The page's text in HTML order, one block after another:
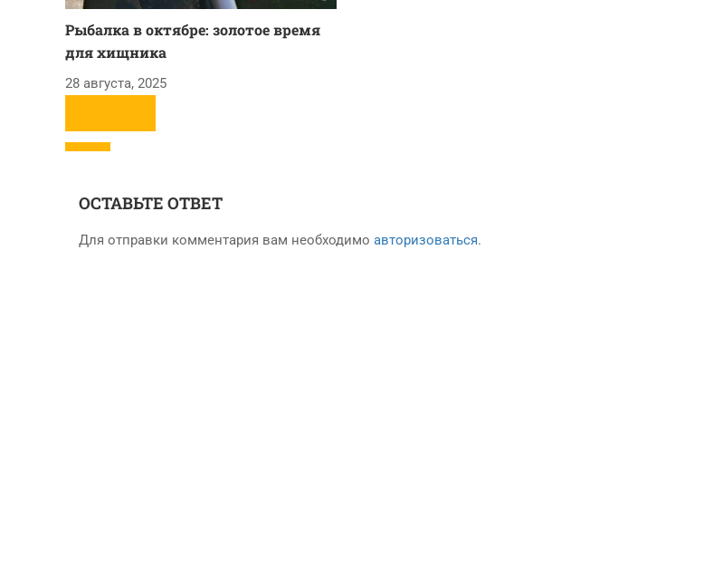
Рыбалка в октябре: золотое время
для хищника
28 августа, 2025
ОСТАВЬТЕ ОТВЕТ
Для отправки комментария вам необходимо авторизоваться.